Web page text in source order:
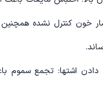
خون کنترل نشده همچنین
اشتها: تجمع سموم